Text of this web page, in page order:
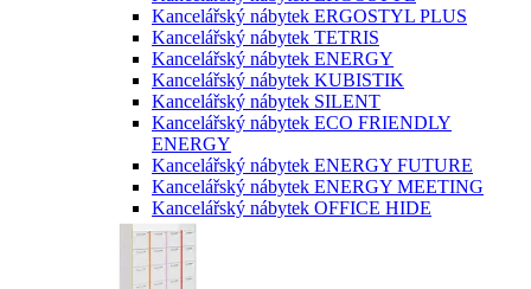
Kancelářský nábytek ERGOSTYL PLUS
Kancelářský nábytek TETRIS
Kancelářský nábytek ENERGY
Kancelářský nábytek KUBISTIK
Kancelářský nábytek SILENT
Kancelářský nábytek ECO FRIENDLY
ENERGY
Kancelářský nábytek ENERGY FUTURE
Kancelářský nábytek ENERGY MEETING
Kancelářský nábytek OFFICE HIDE